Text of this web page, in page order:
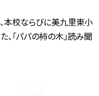
本校ならびに美九里東小
、「パパの柿の木」読み聞